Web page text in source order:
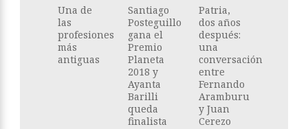
Una de
las
profesiones
más
antiguas
Santiago
Posteguillo
gana el
Premio
Planeta
2018 y
Ayanta
Barilli
queda
finalista
Patria,
dos años
después:
una
conversación
entre
Fernando
Aramburu
y Juan
Cerezo